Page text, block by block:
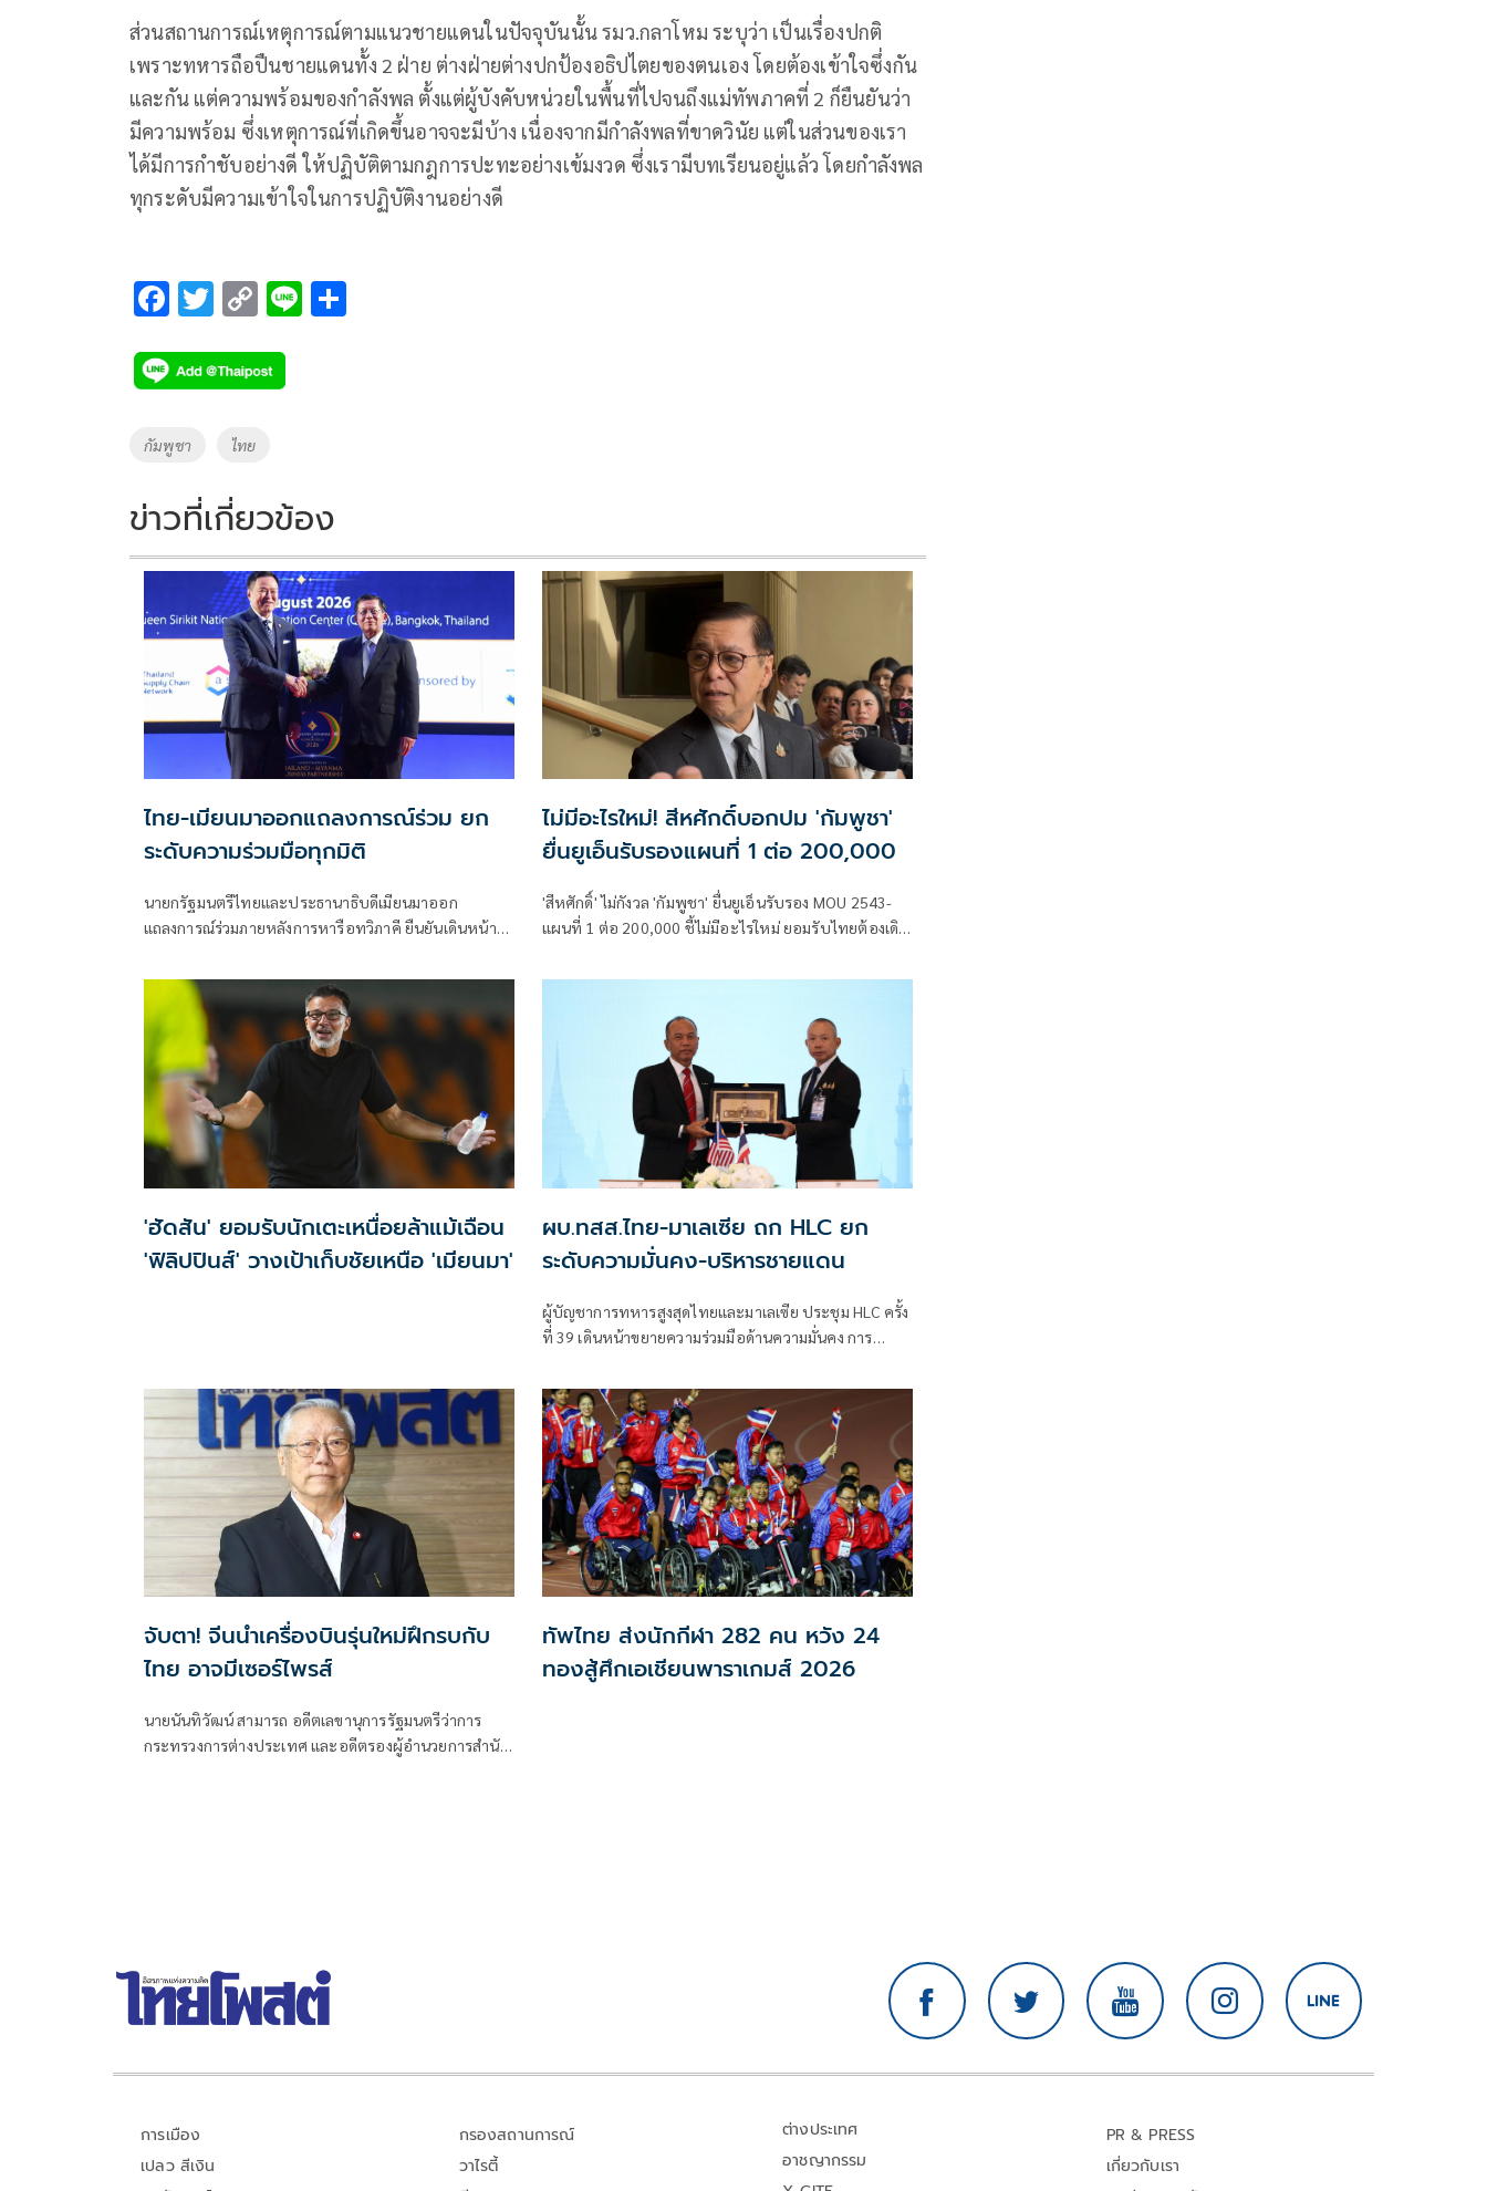
ส่วนสถานการณ์เหตุการณ์ตามแนวชายแดนในปัจจุบันนั้น รมว.กลาโหม ระบุว่า เป็นเรื่องปกติ
เพราะทหารถือปืนชายแดนทั้ง 2 ฝ่าย ต่างฝ่ายต่างปกป้องอธิปไตยของตนเอง โดยต้องเข้าใจซึ่งกัน
และกัน แต่ความพร้อมของกำลังพล ตั้งแต่ผู้บังคับหน่วยในพื้นที่ไปจนถึงแม่ทัพภาคที่ 2 ก็ยืนยันว่า
มีความพร้อม ซึ่งเหตุการณ์ที่เกิดขึ้นอาจจะมีบ้าง เนื่องจากมีกำลังพลที่ขาดวินัย แต่ในส่วนของเรา
ได้มีการกำชับอย่างดี ให้ปฏิบัติตามกฎการปะทะอย่างเข้มงวด ซึ่งเรามีบทเรียนอยู่แล้ว โดยกำลังพล
ทุกระดับมีความเข้าใจในการปฏิบัติงานอย่างดี
F
e
b
o
k
T
tt
er
C
p
y
k
Li
Tags
กัมพูชา ไทย
ข่าวที่เกี่ยวข้อง
ไทย-เมียนมาออกแถลงการณ์ร่วม ยก
ระดับความร่วมมือทุกมิติ
นายกรัฐมนตรีไทยและประธานาธิบดีเมียนมาออก
แถลงการณ์ร่วมภายหลังการหารือทวิภาคี ยืนยันเดินหน้า
ชายแดน การปราบปรามอาชญากรรมข้ามชา
ไม่มีอะไรใหม่! สีหศักดิ์บอกปม 'กัมพูชา'
ยื่นยูเอ็นรับรองแผนที่ 1 ต่อ 200,000
'สีหศักดิ์' ไม่กังวล 'กัมพูชา' ยื่นยูเอ็นรับรอง MOU 2543-
แผนที่ 1 ต่อ 200,000​ ชี้ไม่มีอะไรใหม่ ยอมรับไทยต้องเดิน
กรรมการสิทธิฯระวังตกเป็นเครื่องมือเขมร​
'ฮัดสัน' ยอมรับนักเตะเหนื่อยล้าแม้เฉือน
'ฟิลิปปินส์' วางเป้าเก็บชัยเหนือ 'เมียนมา'
ผบ.ทสส.ไทย-มาเลเซีย ถก HLC ยก
ระดับความมั่นคง-บริหารชายแดน
ผู้บัญชาการทหารสูงสุดไทยและมาเลเซีย ประชุม HLC ครั้ง
ที่ 39 เดินหน้าขยายความร่วมมือด้านความมั่นคง การ
จับตา! จีนนำเครื่องบินรุ่นใหม่ฝึกรบกับ
ไทย อาจมีเซอร์ไพรส์
นายนันทิวัฒน์ สามารถ อดีตเลขานุการรัฐมนตรีว่าการ
กระทรวงการต่างประเทศ และอดีตรองผู้อำนวยการสำนัก
ทัพไทย ส่งนักกีฬา 282 คน หวัง 24
ทองสู้ศึกเอเชียนพาราเกมส์ 2026
การเมือง
เปลว สีเงิน
กรองสถานการณ์
วาไรตี้
ต่างประเทศ
อาชญากรรม
PR & PRESS
เกี่ยวกับเรา